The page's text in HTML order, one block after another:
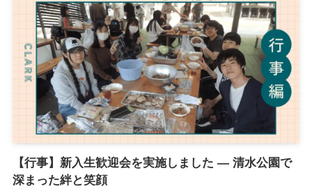
【行事】新入生歓迎会を実施しました ― 清水公園で
深まった絆と笑顔